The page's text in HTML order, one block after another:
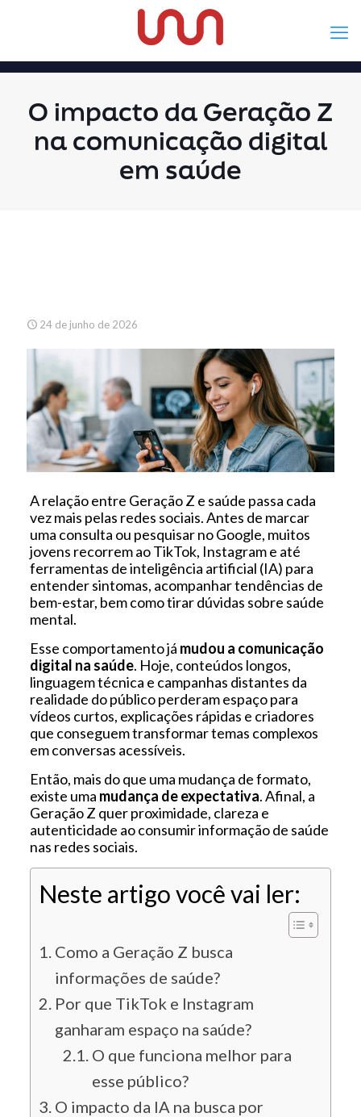
O impacto da Geração Z
na comunicação digital
em saúde
24 de junho de 2026
A relação entre Geração Z e saúde passa cada
vez mais pelas redes sociais. Antes de marcar
uma consulta ou pesquisar no Google, muitos
jovens recorrem ao TikTok, Instagram e até
ferramentas de inteligência artificial (IA) para
entender sintomas, acompanhar tendências de
bem-estar, bem como tirar dúvidas sobre saúde
mental.
Esse comportamento já mudou a comunicação
digital na saúde. Hoje, conteúdos longos,
linguagem técnica e campanhas distantes da
realidade do público perderam espaço para
vídeos curtos, explicações rápidas e criadores
que conseguem transformar temas complexos
em conversas acessíveis.
Então, mais do que uma mudança de formato,
existe uma mudança de expectativa. Afinal, a
Geração Z quer proximidade, clareza e
autenticidade ao consumir informação de saúde
nas redes sociais.
Neste artigo você vai ler:
Como a Geração Z busca
informações de saúde?
Por que TikTok e Instagram
ganharam espaço na saúde?
O que funciona melhor para
esse público?
O impacto da IA na busca por